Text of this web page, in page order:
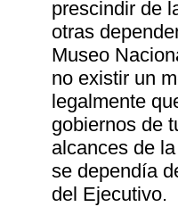
prescindir de
otras
Museo
no existir un
legalmente
gobiernos de
alcances de
se dependía
del Ejecutivo.